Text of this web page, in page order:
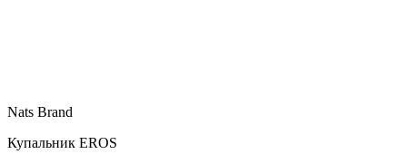
Nats Brand
Купальник EROS